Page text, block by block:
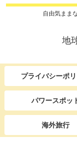
自由気まま
地
プライバシーポ
パワースポッ
海外旅行